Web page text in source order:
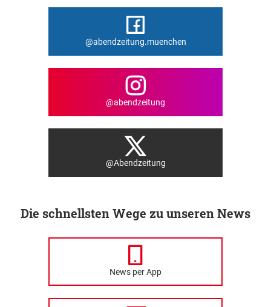
@abendzeitung.muenchen
@abendzeitung
@Abendzeitung
Die schnellsten Wege zu unseren News
News per App